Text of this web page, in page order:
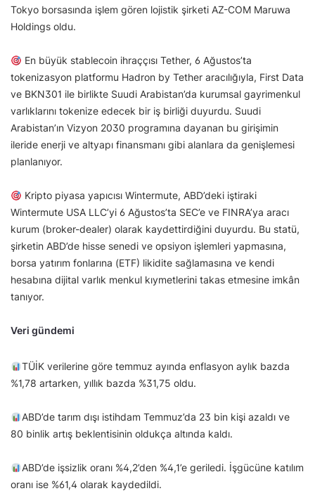
Tokyo borsasında işlem gören lojistik şirketi AZ-COM Maruwa
Holdings oldu.
En büyük stablecoin ihraççısı Tether, 6 Ağustos’ta
tokenizasyon platformu Hadron by Tether aracılığıyla, First Data
ve BKN301 ile birlikte Suudi Arabistan’da kurumsal gayrimenkul
varlıklarını tokenize edecek bir iş birliği duyurdu. Suudi
Arabistan’ın Vizyon 2030 programına dayanan bu girişimin
ileride enerji ve altyapı finansmanı gibi alanlara da genişlemesi
planlanıyor.
Kripto piyasa yapıcısı Wintermute, ABD’deki iştiraki
Wintermute USA LLC’yi 6 Ağustos’ta SEC’e ve FINRA’ya aracı
kurum (broker-dealer) olarak kaydettirdiğini duyurdu. Bu statü,
şirketin ABD’de hisse senedi ve opsiyon işlemleri yapmasına,
borsa yatırım fonlarına (ETF) likidite sağlamasına ve kendi
hesabına dijital varlık menkul kıymetlerini takas etmesine imkân
tanıyor.
Veri gündemi
TÜİK verilerine göre temmuz ayında enflasyon aylık bazda
%1,78 artarken, yıllık bazda %31,75 oldu.
ABD’de tarım dışı istihdam Temmuz’da 23 bin kişi azaldı ve
80 binlik artış beklentisinin oldukça altında kaldı.
ABD’de işsizlik oranı %4,2’den %4,1’e geriledi. İşgücüne katılım
oranı ise %61,4 olarak kaydedildi.